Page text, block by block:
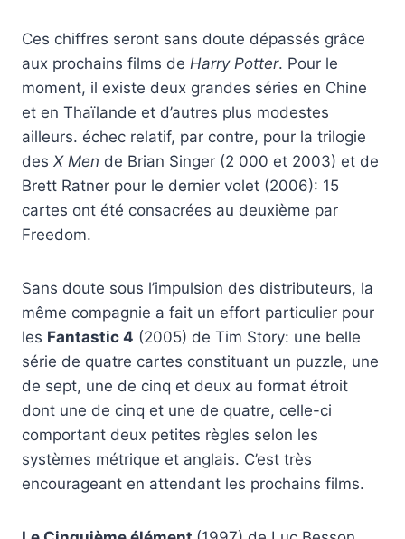
Ces chiffres seront sans doute dépassés grâce
aux prochains films de Harry Potter. Pour le
moment, il existe deux grandes séries en Chine
et en Thaïlande et d’autres plus modestes
ailleurs. échec relatif, par contre, pour la trilogie
des X Men de Brian Singer (2 000 et 2003) et de
Brett Ratner pour le dernier volet (2006): 15
cartes ont été consacrées au deuxième par
Freedom.
Sans doute sous l’impulsion des distributeurs, la
même compagnie a fait un effort particulier pour
les Fantastic 4 (2005) de Tim Story: une belle
série de quatre cartes constituant un puzzle, une
de sept, une de cinq et deux au format étroit
dont une de cinq et une de quatre, celle-ci
comportant deux petites règles selon les
systèmes métrique et anglais. C’est très
encourageant en attendant les prochains films.